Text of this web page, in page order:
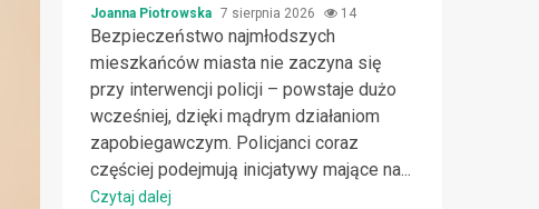
Joanna Piotrowska 7 sierpnia 2026 14
Bezpieczeństwo najmłodszych
mieszkańców miasta nie zaczyna się
przy interwencji policji – powstaje dużo
wcześniej, dzięki mądrym działaniom
zapobiegawczym. Policjanci coraz
częściej podejmują inicjatywy mające na...
Czytaj dalej